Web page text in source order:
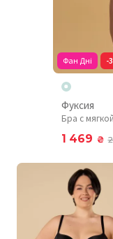
Фан Дні -
Фуксия
Бра с
1 469 ₴